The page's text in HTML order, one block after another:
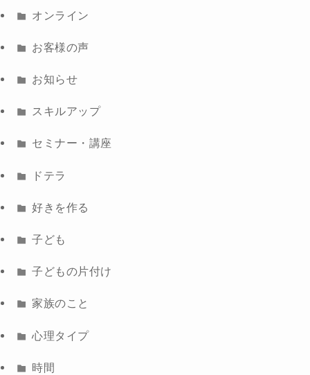
オンライン
お客様の声
お知らせ
スキルアップ
セミナー・講座
ドテラ
好きを作る
子ども
子どもの片付け
家族のこと
心理タイプ
時間